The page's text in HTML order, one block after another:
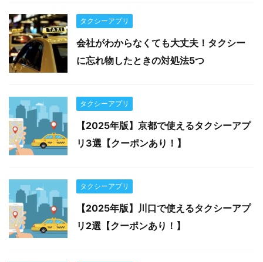
タクシーアプリ
会社がわからなくても大丈夫！タクシー
に忘れ物したときの対処法5つ
タクシーアプリ
【2025年版】京都で使えるタクシーアプ
リ3選【クーポンあり！】
タクシーアプリ
【2025年版】川口で使えるタクシーアプ
リ2選【クーポンあり！】